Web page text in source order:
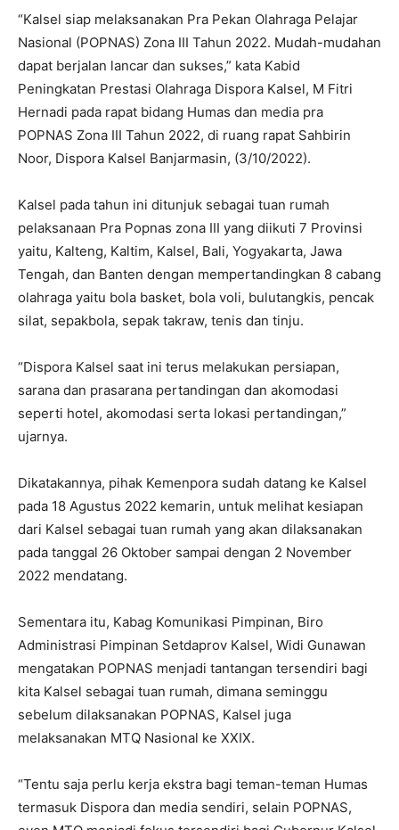
“Kalsel siap melaksanakan Pra Pekan Olahraga Pelajar
Nasional (POPNAS) Zona III Tahun 2022. Mudah-mudahan
dapat berjalan lancar dan sukses,” kata Kabid
Peningkatan Prestasi Olahraga Dispora Kalsel, M Fitri
Hernadi pada rapat bidang Humas dan media pra
POPNAS Zona III Tahun 2022, di ruang rapat Sahbirin
Noor, Dispora Kalsel Banjarmasin, (3/10/2022).
Kalsel pada tahun ini ditunjuk sebagai tuan rumah
pelaksanaan Pra Popnas zona III yang diikuti 7 Provinsi
yaitu, Kalteng, Kaltim, Kalsel, Bali, Yogyakarta, Jawa
Tengah, dan Banten dengan mempertandingkan 8 cabang
olahraga yaitu bola basket, bola voli, bulutangkis, pencak
silat, sepakbola, sepak takraw, tenis dan tinju.
“Dispora Kalsel saat ini terus melakukan persiapan,
sarana dan prasarana pertandingan dan akomodasi
seperti hotel, akomodasi serta lokasi pertandingan,”
ujarnya.
Dikatakannya, pihak Kemenpora sudah datang ke Kalsel
pada 18 Agustus 2022 kemarin, untuk melihat kesiapan
dari Kalsel sebagai tuan rumah yang akan dilaksanakan
pada tanggal 26 Oktober sampai dengan 2 November
2022 mendatang.
Sementara itu, Kabag Komunikasi Pimpinan, Biro
Administrasi Pimpinan Setdaprov Kalsel, Widi Gunawan
mengatakan POPNAS menjadi tantangan tersendiri bagi
kita Kalsel sebagai tuan rumah, dimana seminggu
sebelum dilaksanakan POPNAS, Kalsel juga
melaksanakan MTQ Nasional ke XXIX.
“Tentu saja perlu kerja ekstra bagi teman-teman Humas
termasuk Dispora dan media sendiri, selain POPNAS,